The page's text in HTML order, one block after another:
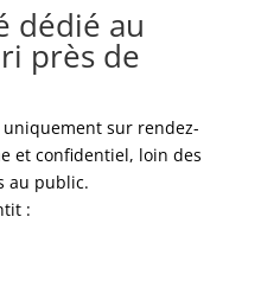
dédié au
près de
sur rendez-
et confidentiel, loin des
au public.
: